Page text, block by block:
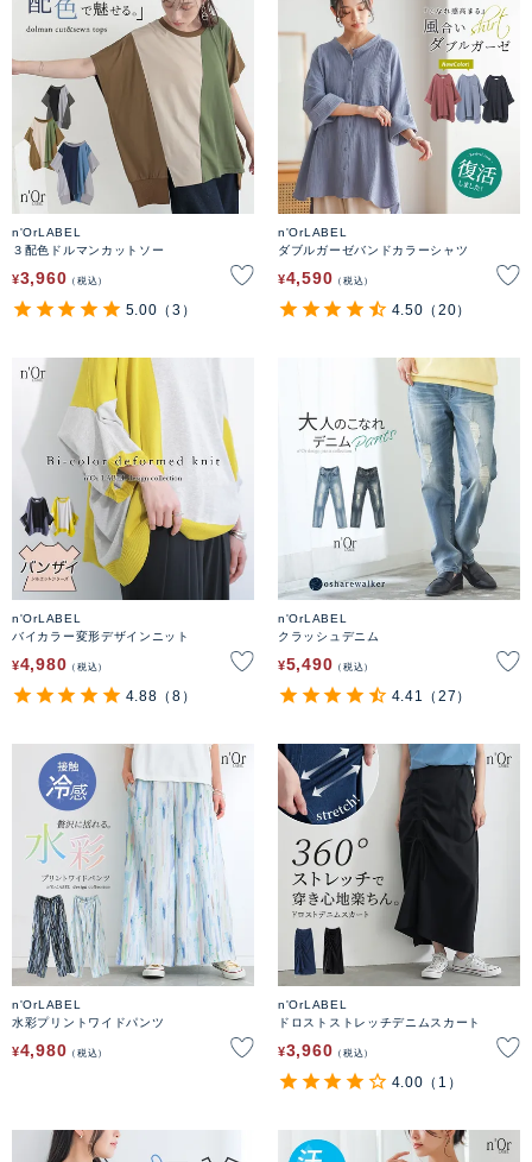
n'OrLABEL
３配色ドルマンカットソー
¥3,960 税込
5.00 （3）
n'OrLABEL
ダブルガーゼバンドカラーシャツ
¥4,590 税込
4.50 （20）
n'OrLABEL
バイカラー変形デザインニット
¥4,980 税込
4.88 （8）
n'OrLABEL
クラッシュデニム
¥5,490 税込
4.41 （27）
n'OrLABEL
水彩プリントワイドパンツ
¥4,980 税込
n'OrLABEL
ドロストストレッチデニムスカート
¥3,960 税込
4.00 （1）